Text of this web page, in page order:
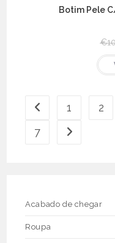
Botim Pele
€
1 2
7
Acabado de chegar
Roupa